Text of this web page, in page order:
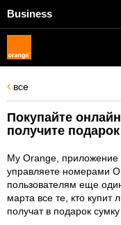
Business
все
Покупайте
получите подарок
My Orange,
управляете номерами
пользователям еще
марта все те, кто
получат в подарок